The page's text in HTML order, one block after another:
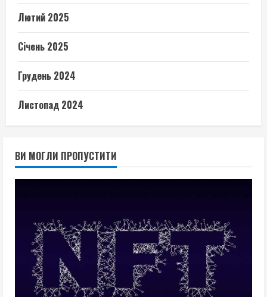
Лютий 2025
Січень 2025
Грудень 2024
Листопад 2024
ВИ МОГЛИ ПРОПУСТИТИ